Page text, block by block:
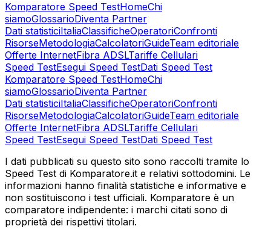
Komparatore Speed TestHomeChi
siamoGlossarioDiventa Partner
Dati statisticiItaliaClassificheOperatoriConfronti
RisorseMetodologiaCalcolatoriGuideTeam editoriale
Offerte InternetFibra ADSLTariffe Cellulari
Speed TestEsegui Speed TestDati Speed Test
Komparatore Speed TestHomeChi
siamoGlossarioDiventa Partner
Dati statisticiItaliaClassificheOperatoriConfronti
RisorseMetodologiaCalcolatoriGuideTeam editoriale
Offerte InternetFibra ADSLTariffe Cellulari
Speed TestEsegui Speed TestDati Speed Test
I dati pubblicati su questo sito sono raccolti tramite lo
Speed Test di Komparatore.it e relativi sottodomini. Le
informazioni hanno finalità statistiche e informative e
non sostituiscono i test ufficiali. Komparatore è un
comparatore indipendente: i marchi citati sono di
proprietà dei rispettivi titolari.